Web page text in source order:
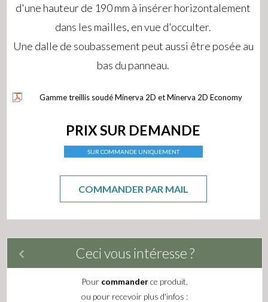
d'une hauteur de 190 mm à insérer horizontalement
dans les mailles, en vue d'occulter.
Une dalle de soubassement peut aussi être posée au
bas du panneau.
Gamme treillis soudé Minerva 2D et Minerva 2D Economy
PRIX SUR DEMANDE
SUR COMMANDE UNIQUEMENT
COMMANDER PAR MAIL
Ceci vous intéresse ?
Pour commanderce produit,
ou pour recevoir plus d'infos :